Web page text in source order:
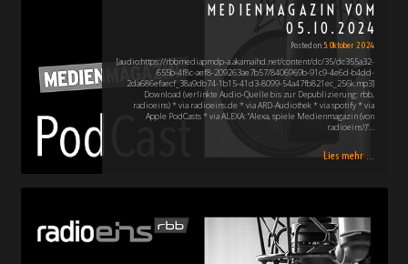
MEDIENMAGAZIN VOM
05.10.2024
Posted on5. Oktober 2024
[audio:https://rbbmediapmdp-a.akamaihd.net/content/dc/35/dc355a32-
655b-4f8c-aef8-209263ae7b57/8406969b-91c9-4e6d-b4dd-
2da686efaecf_38a9db74-1b15-41d3-8099-54a47fb821ec_256k.mp3]
Download (verlinkte Audio-Quelle bis zur Depublizierung: rbb,
radioeins) * via radioeins.de * via ARD-Audiothek * via spotify * via
Apple PodCasts * via ALEXA: "Alexa, spiele Medienmagazin (von
radioeins!)"…
Lies mehr ...